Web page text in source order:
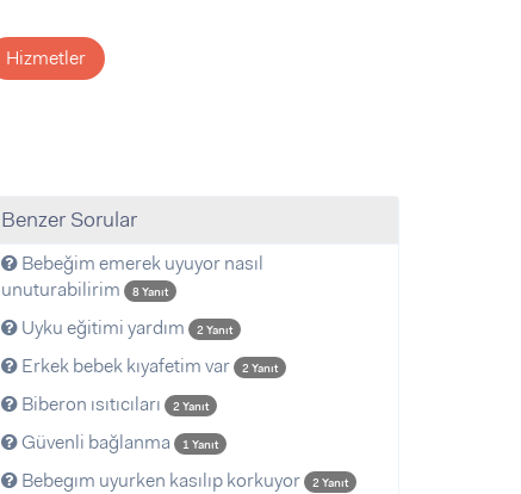
Hizmetler
Benzer Sorular
Bebeğim emerek uyuyor nasıl
unuturabilirim
8 Yanıt
Uyku eğitimi yardım 2 Yanıt
Erkek bebek kıyafetim var 2 Yanıt
Biberon ısıtıcıları 2 Yanıt
Güvenli bağlanma 1 Yanıt
Bebegım uyurken kasılıp korkuyor 2 Yanıt